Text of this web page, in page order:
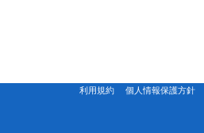
利用規約 個人情報保護方針